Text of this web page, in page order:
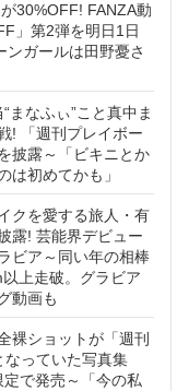
30%OFF! FANZA動
」第2弾を明日1日
ガールは田野憂さ
まなふぃ”こと真中ま
! 「週刊プレイボー
披露～「ビキニとか
は初めてかも」
クを愛する旅人・有
露! 芸能界デビュー
ビア～同い年の相棒
上走破。グラビア
動画も
裸ショットが「週刊
なっていた写真集
定で発売～「今の私